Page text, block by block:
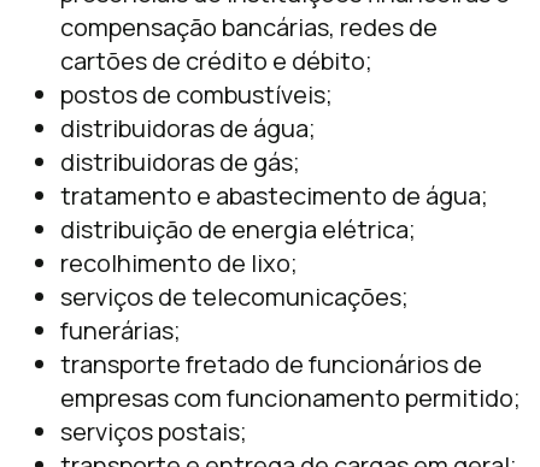
compensação bancárias, redes de
cartões de crédito e débito;
​postos de combustíveis;
distribuidoras de água;
distribuidoras de gás;
tratamento e abastecimento de água;
distribuição de energia elétrica;
recolhimento de lixo;
serviços de telecomunicações;
funerárias;
transporte fretado de funcionários de
empresas com funcionamento permitido;
serviços postais;